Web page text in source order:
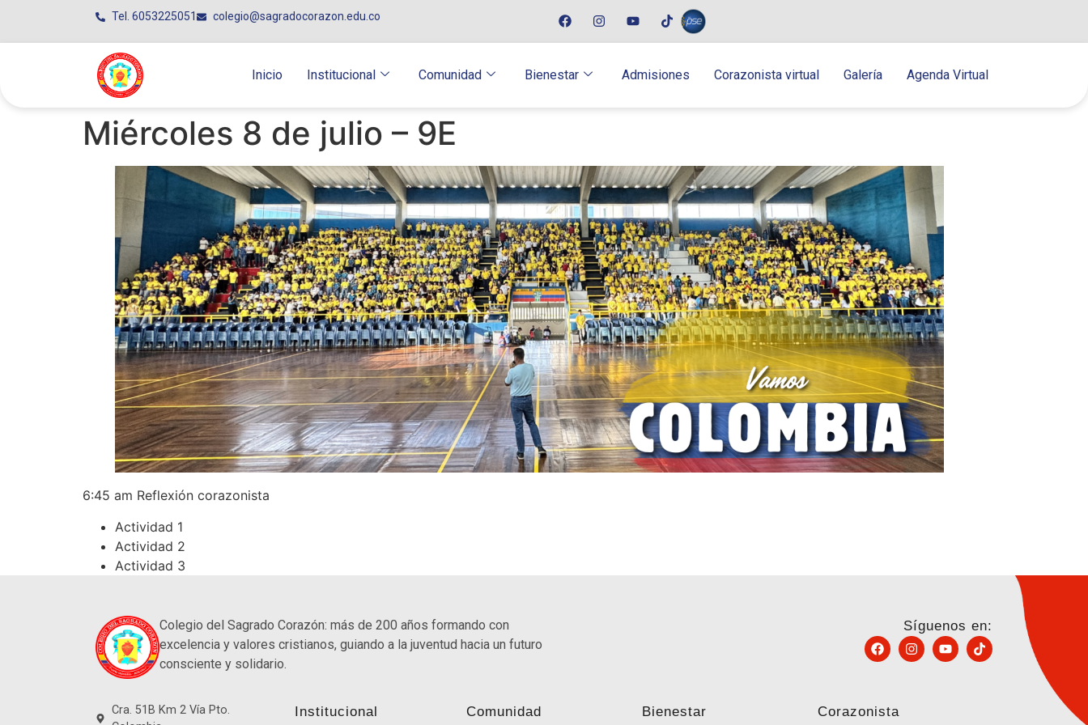
Tel. 6053225051 colegio@sagradocorazon.edu.co
Inicio Institucional Comunidad Bienestar Admisiones Corazonista virtual Galería Agenda Virtual
Miércoles 8 de julio – 9E
6:45 am Reflexión corazonista
Actividad 1
Actividad 2
Actividad 3
Colegio del Sagrado Corazón: más de 200 años formando con
excelencia y valores cristianos, guiando a la juventud hacia un futuro
consciente y solidario.
Síguenos en:
Cra. 51B Km 2 Vía Pto.
Institucional
Comunidad
Bienestar
Corazonista